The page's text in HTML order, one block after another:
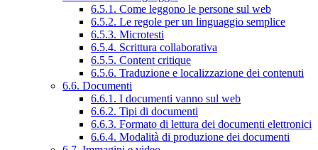
6.5.1. Come leggono le persone sul web
6.5.2. Le regole per un linguaggio semplice
6.5.3. Microtesti
6.5.4. Scrittura collaborativa
6.5.5. Content critique
6.5.6. Traduzione e localizzazione dei contenuti
6.6. Documenti
6.6.1. I documenti vanno sul web
6.6.2. Tipi di documenti
6.6.3. Formato di lettura dei documenti elettronici
6.6.4. Modalità di produzione dei documenti